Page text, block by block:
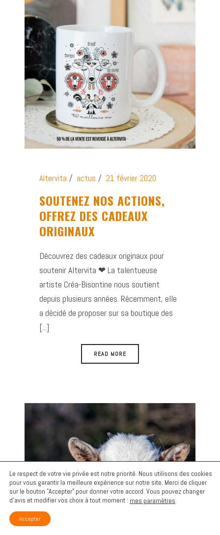
Altervita actus 21 février 2020
SOUTENEZ NOS ACTIONS,
OFFREZ DES CADEAUX
ORIGINAUX
Découvrez des cadeaux originaux pour
soutenir Altervita ❤ La talentueuse
artiste Créa-Bisontine nous soutient
depuis plusieurs années. Récemment, elle
a décidé de proposer sur sa boutique des
[...]
READ MORE
Le respect de votre vie privée est notre priorité. Nous utilisons des cookies
pour vous garantir la meilleure expérience sur notre site. Merci de cliquer
sur le bouton "Accepter" pour donner votre accord. Vous pouvez changer
d’avis et modifier vos choix à tout moment : mes paramètres
Accepter